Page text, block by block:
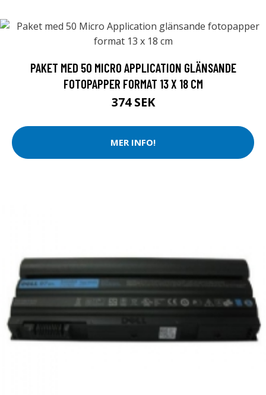
PAKET MED 50 MICRO APPLICATION GLÄNSANDE
FOTOPAPPER FORMAT 13 X 18 CM
374 SEK
MER INFO!